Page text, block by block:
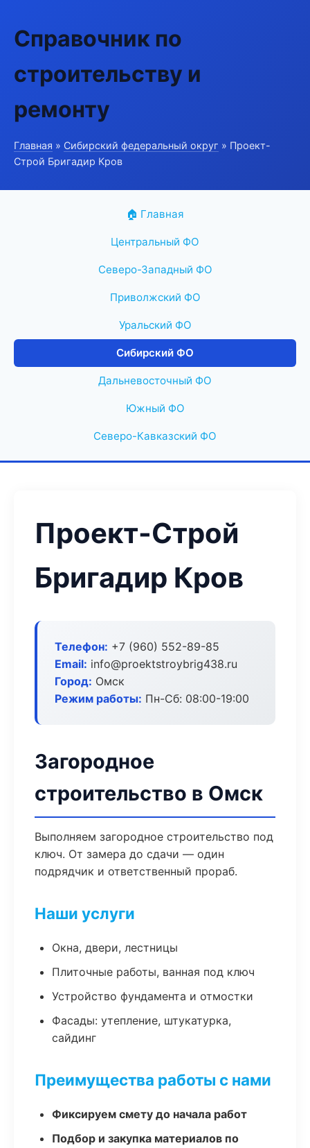
Справочник по
строительству и
ремонту
Главная » Сибирский федеральный округ » Проект-
Строй Бригадир Кров
🏠 Главная
Центральный ФО
Северо-Западный ФО
Приволжский ФО
Уральский ФО
Сибирский ФО
Дальневосточный ФО
Южный ФО
Северо-Кавказский ФО
Проект-Строй
Бригадир Кров
Телефон: +7 (960) 552-89-85
Email: info@proektstroybrig438.ru
Город: Омск
Режим работы: Пн-Сб: 08:00-19:00
Загородное
строительство в Омск
Выполняем загородное строительство под
ключ. От замера до сдачи — один
подрядчик и ответственный прораб.
Наши услуги
Окна, двери, лестницы
Плиточные работы, ванная под ключ
Устройство фундамента и отмостки
Фасады: утепление, штукатурка,
сайдинг
Преимущества работы с нами
Фиксируем смету до начала работ
Подбор и закупка материалов по